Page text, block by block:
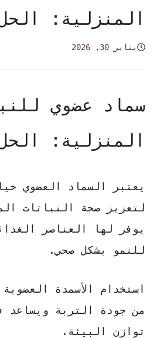
المنزلية:
يناير 30, 2026
سماد عضوي
المنزلية:
يعتبر السماد العضوي
لتعزيز صحة النباتات
يوفر لها العناصر
للنمو بشكل صحي.
استخدام الأسمدة العضوية
من جودة التربة ويساعد
توازن البيئة.